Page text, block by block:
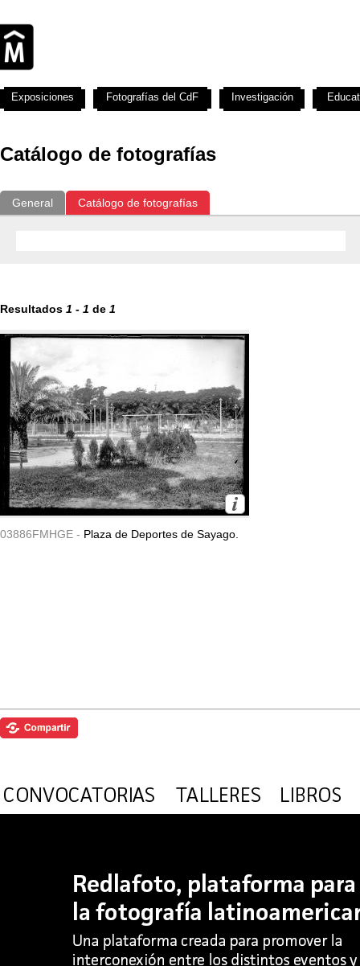
Catálogo de fotografías
General Catálogo de fotografías
Resultados 1 - 1 de 1
03886FMHGE - Plaza de Deportes de Sayago.
Exposiciones Fotografías del CdF Investigación